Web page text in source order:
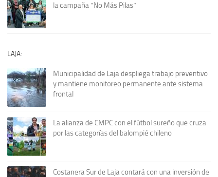
la campaña “No Más Pilas”
LAJA:
Municipalidad de Laja despliega trabajo preventivo
y mantiene monitoreo permanente ante sistema
frontal
La alianza de CMPC con el fútbol sureño que cruza
por las categorías del balompié chileno
Costanera Sur de Laja contará con una inversión de